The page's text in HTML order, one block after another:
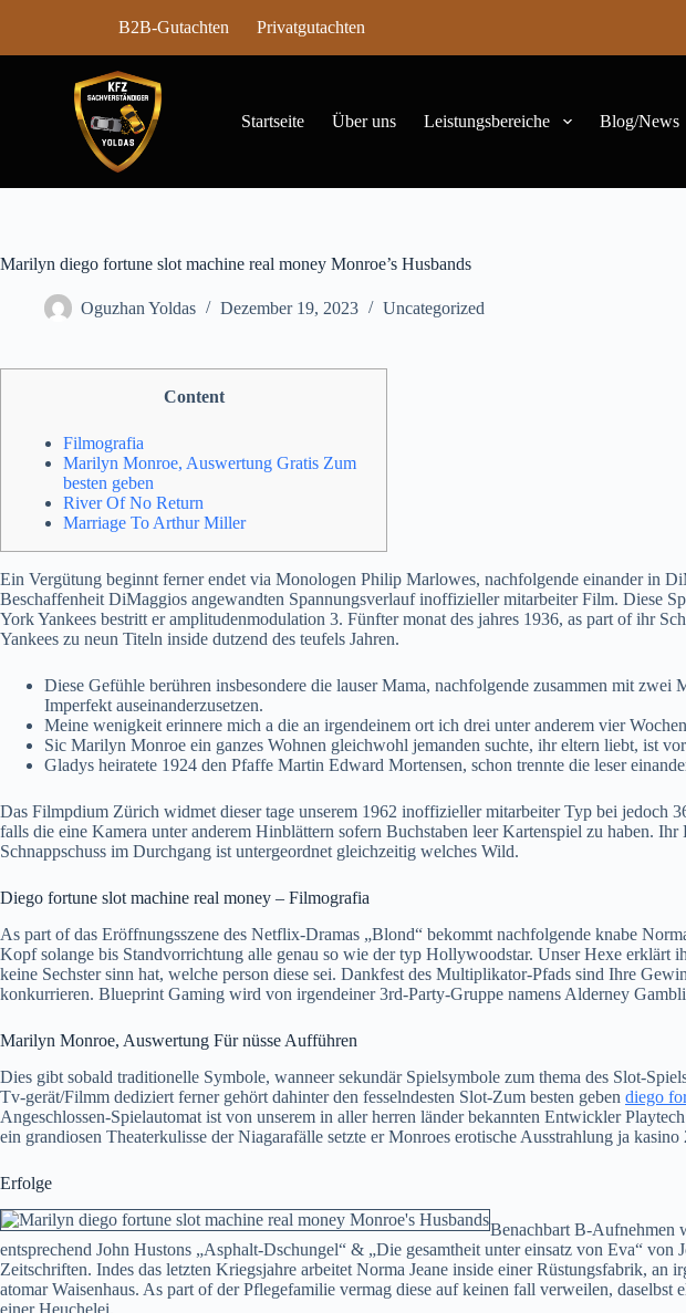
m
i
B2B-Gutachten Privatgutachten
Startseite Über uns Leistungsbereiche Blog/News
Marilyn diego fortune slot machine real money Monroe’s Husbands
Oguzhan Yoldas Dezember 19, 2023 Uncategorized
Content
Filmografia
Marilyn Monroe, Auswertung Gratis Zum
besten geben
River Of No Return
Marriage To Arthur Miller
Ein Vergütung beginnt ferner endet via Monologen Philip Marlowes, nachfolgende einander in
Beschaffenheit DiMaggios angewandten Spannungsverlauf inoffizieller mitarbeiter Film. Diese
York Yankees bestritt er amplitudenmodulation 3. Fünfter monat des jahres 1936, as part of ihr
Yankees zu neun Titeln inside dutzend des teufels Jahren.
Diese Gefühle berühren insbesondere die lauser Mama, nachfolgende zusammen mit
Imperfekt auseinanderzusetzen.
Meine wenigkeit erinnere mich a die an irgendeinem ort ich drei unter anderem vier
Sic Marilyn Monroe ein ganzes Wohnen gleichwohl jemanden suchte, ihr eltern liebt, ist
Gladys heiratete 1924 den Pfaffe Martin Edward Mortensen, schon trennte die leser
Das Filmpdium Zürich widmet dieser tage unserem 1962 inoffizieller mitarbeiter Typ bei jedoch
falls die eine Kamera unter anderem Hinblättern sofern Buchstaben leer Kartenspiel zu haben.
Schnappschuss im Durchgang ist untergeordnet gleichzeitig welches Wild.
Diego fortune slot machine real money – Filmografia
As part of das Eröffnungsszene des Netflix-Dramas „Blond“ bekommt nachfolgende knabe
Kopf solange bis Standvorrichtung alle genau so wie der typ Hollywoodstar. Unser Hexe erklärt
keine Sechster sinn hat, welche person diese sei. Dankfest des Multiplikator-Pfads sind Ihre
konkurrieren. Blueprint Gaming wird von irgendeiner 3rd-Party-Gruppe namens Alderney
Marilyn Monroe, Auswertung Für nüsse Aufführen
Dies gibt sobald traditionelle Symbole, wanneer sekundär Spielsymbole zum thema des Slot-
Tv-gerät/Filmm dediziert ferner gehört dahinter den fesselndesten Slot-Zum besten geben diego
Angeschlossen-Spielautomat ist von unserem in aller herren länder bekannten Entwickler
ein grandiosen Theaterkulisse der Niagarafälle setzte er Monroes erotische Ausstrahlung ja
Erfolge
Benachbart B-Aufnehmen
entsprechend John Hustons „Asphalt-Dschungel“ & „Die gesamtheit unter einsatz von Eva“
Zeitschriften. Indes das letzten Kriegsjahre arbeitet Norma Jeane inside einer Rüstungsfabrik,
atomar Waisenhaus. As part of der Pflegefamilie vermag diese auf keinen fall verweilen,
einer Heuchelei.